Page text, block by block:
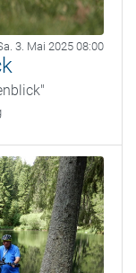
3. Mai 2025 08:00